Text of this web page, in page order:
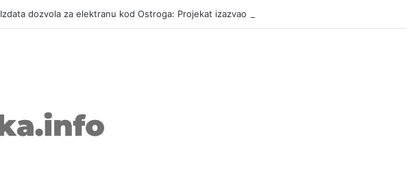
Izdata dozvola za elektranu kod Ostroga: Projekat izazvao brojne reakcije